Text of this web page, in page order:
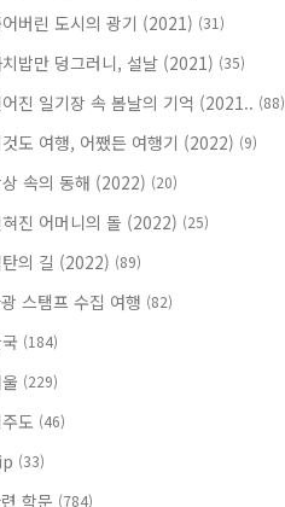
버린 도시의 광기 (2021) (31)
밥만 덩그러니, 설날 (2021) (35)
진 일기장 속 봄날의 기억 (2021.. (88)
도 여행, 어쨌든 여행기 (2022) (9)
속의 동해 (2022) (20)
진 어머니의 돌 (2022) (25)
의 길 (2022) (89)
스탬프 수집 여행 (82)
(184)
(229)
도 (46)
(33)
학문 (784)